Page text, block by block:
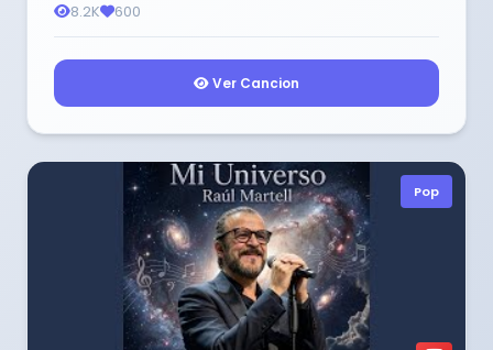
8.2K 600
Ver Cancion
Pop